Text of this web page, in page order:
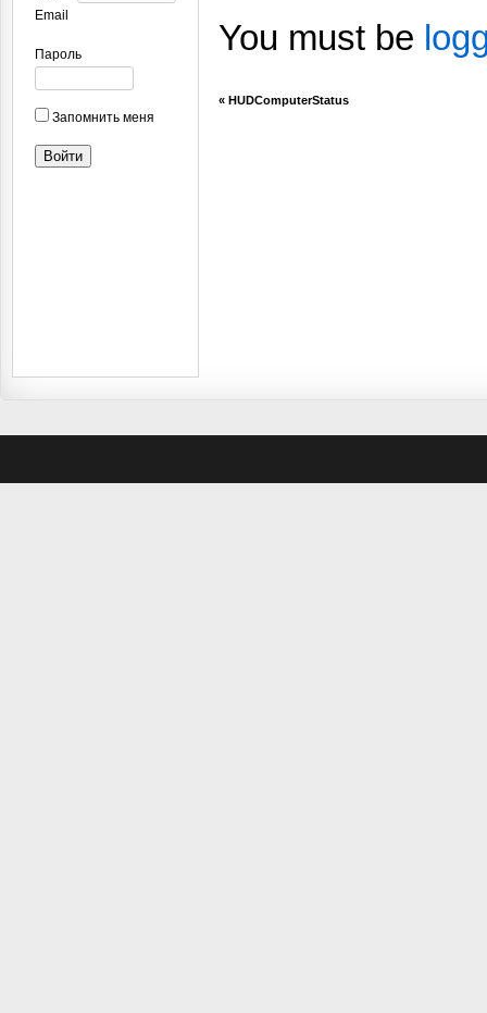
You must be
«HUDComputerStatus
Email
Пароль
Запомнить меня